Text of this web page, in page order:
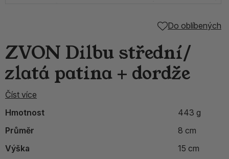
Do oblíbených
ZVON Dilbu střední/
zlatá patina + dordže
Číst více
Hmotnost
443 g
Průměr
8 cm
Výška
15 cm